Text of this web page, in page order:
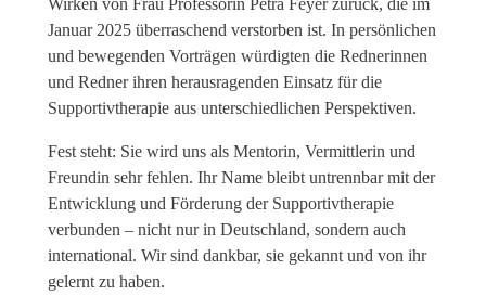
Wirken von Frau Professorin Petra Feyer zurück, die im
Januar 2025 überraschend verstorben ist. In persönlichen
und bewegenden Vorträgen würdigten die Rednerinnen
und Redner ihren herausragenden Einsatz für die
Supportivtherapie aus unterschiedlichen Perspektiven.
Fest steht: Sie wird uns als Mentorin, Vermittlerin und
Freundin sehr fehlen. Ihr Name bleibt untrennbar mit der
Entwicklung und Förderung der Supportivtherapie
verbunden – nicht nur in Deutschland, sondern auch
international. Wir sind dankbar, sie gekannt und von ihr
gelernt zu haben.